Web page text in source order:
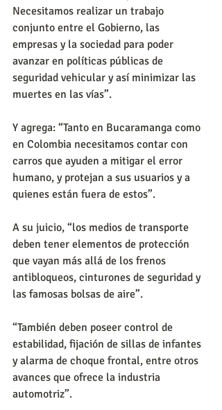
Necesitamos realizar un trabajo
conjunto entre el Gobierno, las
empresas y la sociedad para poder
avanzar en políticas públicas de
seguridad vehicular y así minimizar las
muertes en las vías”.
Y agrega: “Tanto en Bucaramanga como
en Colombia necesitamos contar con
carros que ayuden a mitigar el error
humano, y protejan a sus usuarios y a
quienes están fuera de estos”.
A su juicio, “los medios de transporte
deben tener elementos de protección
que vayan más allá de los frenos
antibloqueos, cinturones de seguridad y
las famosas bolsas de aire”.
“También deben poseer control de
estabilidad, fijación de sillas de infantes
y alarma de choque frontal, entre otros
avances que ofrece la industria
automotriz”.